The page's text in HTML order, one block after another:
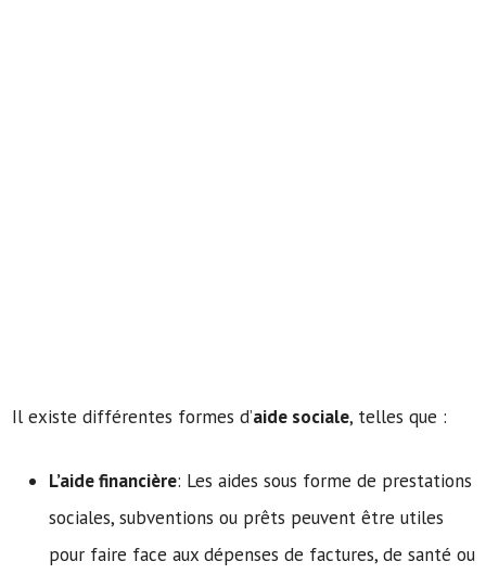
Il existe différentes formes d’aide sociale, telles que :
L’aide financière: Les aides sous forme de prestations
sociales, subventions ou prêts peuvent être utiles
pour faire face aux dépenses de factures, de santé ou